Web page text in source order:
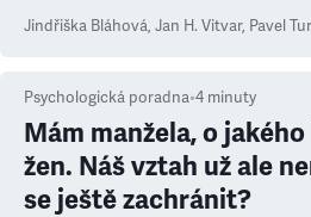
Jindřiška Bláhová, Jan H. Vitvar, Pavel
Psychologická poradna•4 minuty
Mám manžela, o
žen. Náš vztah už ale
se ještě zachránit?